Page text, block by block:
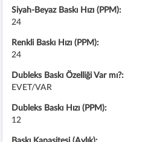
Siyah-Beyaz Baskı Hızı (PPM):
24
Renkli Baskı Hızı (PPM):
24
Dubleks Baskı Özelliği Var mı?:
EVET/VAR
Dubleks Baskı Hızı (PPM):
12